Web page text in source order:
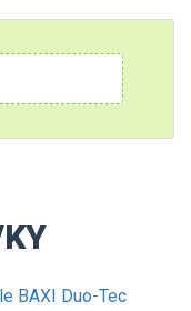
BAXI Duo-Tec